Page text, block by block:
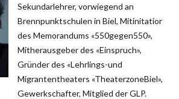
Sekundarlehrer, vorwiegend an
Brennpunktschulen in Biel, Mitinitatior
des Memorandums «550gegen550»,
Mitherausgeber des «Einspruch»,
Gründer des «Lehrlings-und
Migrantentheaters «TheaterzoneBiel»,
Gewerkschafter, Mitglied der GLP.